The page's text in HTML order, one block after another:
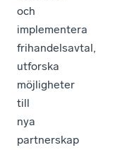
och
implementera
frihandelsavtal,
utforska
möjligheter
till
nya
partnerskap